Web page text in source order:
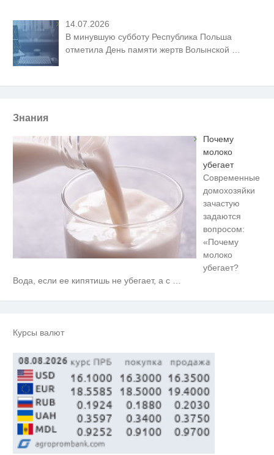
14.07.2026
В минувшую субботу Республика Польша
отметила День памяти жертв Волынской
Знания
Почему
молоко
убегает
Современные
домохозяйки
зачастую
задаются
вопросом:
«Почему
молоко
убегает?
Вода, если ее кипятишь не убегает, а с …
Курсы валют
вы будете в шоке от увиденного
пересмотришь не раз